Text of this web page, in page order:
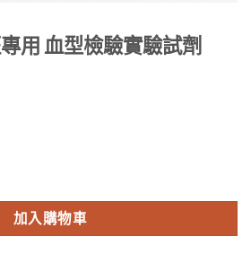
用 血型檢驗實驗試劑
加入購物車